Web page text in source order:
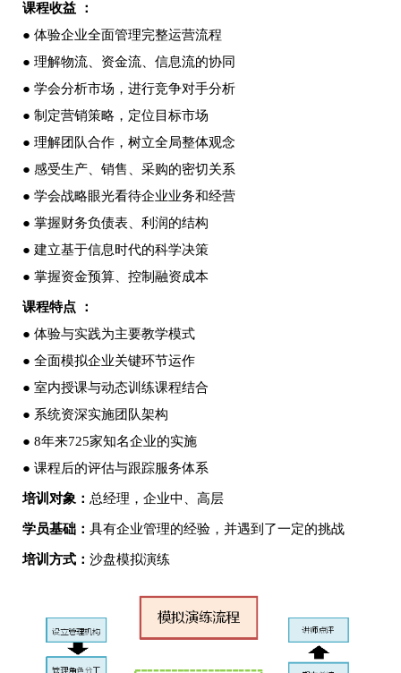
课程收益 ：
● 体验企业全面管理完整运营流程
● 理解物流、资金流、信息流的协同
● 学会分析市场，进行竞争对手分析
● 制定营销策略，定位目标市场
● 理解团队合作，树立全局整体观念
● 感受生产、销售、采购的密切关系
● 学会战略眼光看待企业业务和经营
● 掌握财务负债表、利润的结构
● 建立基于信息时代的科学决策
● 掌握资金预算、控制融资成本
课程特点 ：
● 体验与实践为主要教学模式
● 全面模拟企业关键环节运作
● 室内授课与动态训练课程结合
● 系统资深实施团队架构
● 8年来725家知名企业的实施
● 课程后的评估与跟踪服务体系
培训对象： 总经理，企业中、高层
学员基础： 具有企业管理的经验，并遇到了一定的挑战
培训方式： 沙盘模拟演练